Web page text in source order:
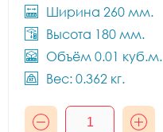
Ширина 260 мм.
Высота 180 мм.
Объём 0.01 куб.м.
Вес: 0.362 кг.